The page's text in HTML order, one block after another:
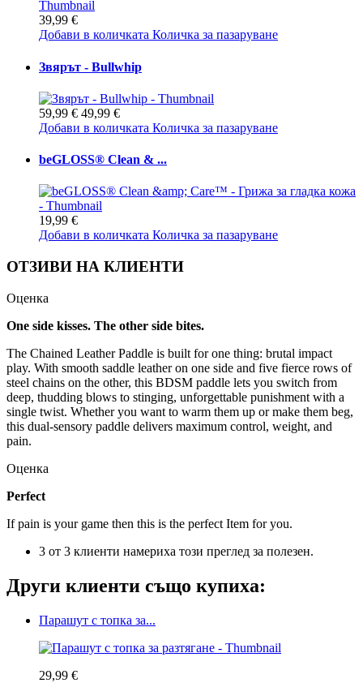
39,99 €
Добави в количката Количка за пазаруване
Звярът - Bullwhip
59,99 € 49,99 €
Добави в количката Количка за пазаруване
beGLOSS® Clean & ...
19,99 €
Добави в количката Количка за пазаруване
ОТЗИВИ НА КЛИЕНТИ
Оценка
One side kisses. The other side bites.
The Chained Leather Paddle is built for one thing: brutal impact
play. With smooth saddle leather on one side and five fierce rows of
steel chains on the other, this BDSM paddle lets you switch from
deep, thudding blows to stinging, unforgettable punishment with a
single twist. Whether you want to warm them up or make them beg,
this dual-sensory paddle delivers maximum control, weight, and
pain.
Оценка
Perfect
If pain is your game then this is the perfect Item for you.
3 от 3 клиенти намериха този преглед за полезен.
Други клиенти също купиха:
Парашут с топка за...
29,99 €